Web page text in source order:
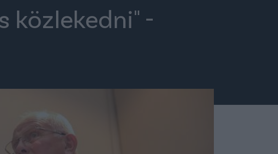
közlekedni" -